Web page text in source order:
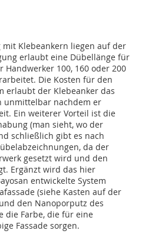
mit Klebeankern liegen auf der
erlaubt eine Dübellänge für
Handwerker 100, 160 oder 200
Die Kosten für den
erlaubt der Klebeanker das
unmittelbar nachdem er
Ein weiterer Vorteil ist die
(man sieht, wo der
schließlich gibt es nach
da der
gesetzt wird und den
Ergänzt wird das hier
entwickelte System
(siehe Kasten auf der
den Nanoporputz des
die Farbe, die für eine
Fassade sorgen.